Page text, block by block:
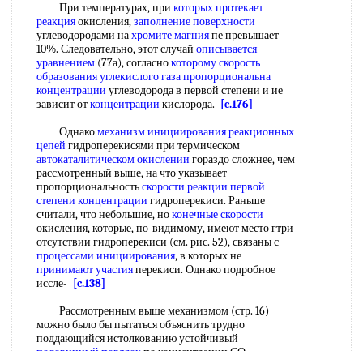
При температурах, при которых протекает
реакцияокисления,заполнение поверхности
углеводородами нахромите магнияпе превышает
10%. Следовательно, этот случай описывается
уравнением (77а), согласнокоторому скорость
образования углекислого газапропорциональна
концентрации углеводорода в первой степени и ие
зависит отконцеитрации кислорода.
[c.176]
Однакомеханизм инициированияреакционных
цепей гидроперекисями при термическом
автокаталитическом окислении гораздо сложнее, чем
рассмотренный выше, на что указывает
пропорциональностьскорости реакции первой
степени концентрации гидроперекиси. Раньше
считали, что небольшие, ноконечные скорости
окисления, которые, по-видимому, имеют место гтри
отсутствии гидроперекиси (см. рис. 52), связаны с
процессами инициирования, в которых не
принимают участияперекиси. Однако подробное
иссле-
[c.138]
Рассмотренным выше механизмом (стр. 16)
можно было бы пытаться объяснить трудно
поддающийся истолкованию устойчивый